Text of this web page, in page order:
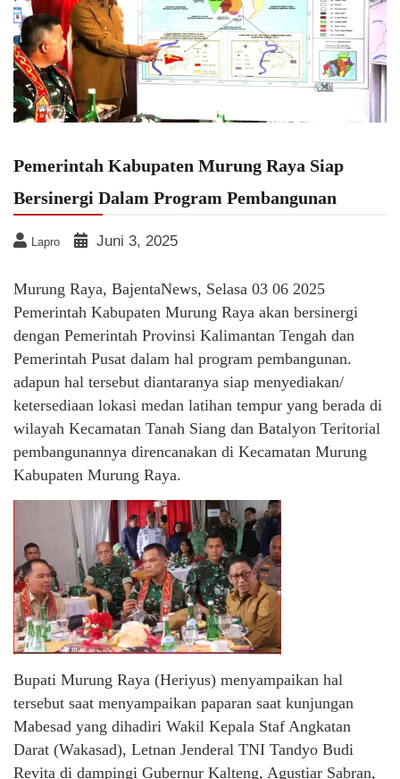
Pemerintah Kabupaten Murung Raya Siap
Bersinergi Dalam Program Pembangunan
Lapro Juni 3, 2025
Murung Raya, BajentaNews, Selasa 03 06 2025
Pemerintah Kabupaten Murung Raya akan bersinergi
dengan Pemerintah Provinsi Kalimantan Tengah dan
Pemerintah Pusat dalam hal program pembangunan.
adapun hal tersebut diantaranya siap menyediakan/
ketersediaan lokasi medan latihan tempur yang berada di
wilayah Kecamatan Tanah Siang dan Batalyon Teritorial
pembangunannya direncanakan di Kecamatan Murung
Kabupaten Murung Raya.
Bupati Murung Raya (Heriyus) menyampaikan hal
tersebut saat menyampaikan paparan saat kunjungan
Mabesad yang dihadiri Wakil Kepala Staf Angkatan
Darat (Wakasad), Letnan Jenderal TNI Tandyo Budi
Revita di dampingi Gubernur Kalteng, Agustiar Sabran,